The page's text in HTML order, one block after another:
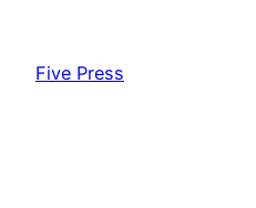
content
Five Press